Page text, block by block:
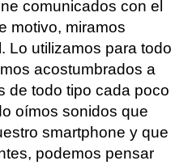
comunicados con el
motivo, miramos
Lo utilizamos para todo
acostumbrados a
de todo tipo cada poco
oímos sonidos que
smartphone y que
podemos pensar